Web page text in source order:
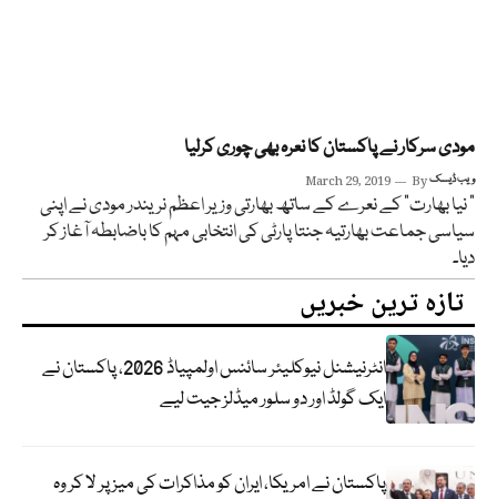
مودی سرکار نے پاکستان کا نعرہ بھی چوری کرلیا
March 29, 2019 Byویب ڈیسک
” نیا بھارت” کے نعرے کے ساتھ بھارتی وزیر اعظم نریندر مودی نے اپنی
سیاسی جماعت بھارتیہ جنتا پارٹی کی انتخابی مہم کا باضابطہ آغاز کر
دیا۔
تازہ ترین خبریں
انٹرنیشنل نیوکلیئر سائنس اولمپیاڈ 2026، پاکستان نے
ایک گولڈ اور دو سلور میڈلز جیت لیے
پاکستان نے امریکا، ایران کو مذاکرات کی میز پر لا کر وہ